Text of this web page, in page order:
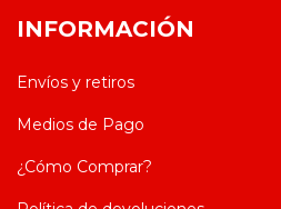
INFORMACIÓN
Envíos y retiros
Medios de Pago
¿Cómo Comprar?